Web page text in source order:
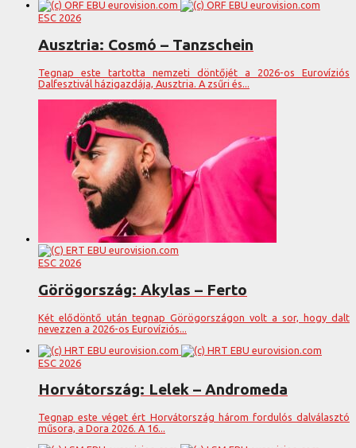
ESC 2026
Ausztria: Cosmó – Tanzschein
Tegnap este tartotta nemzeti döntőjét a 2026-os Eurovíziós
Dalfesztivál házigazdája, Ausztria. A zsűri és...
ESC 2026
Görögország: Akylas – Ferto
Két elődöntő után tegnap Görögországon volt a sor, hogy dalt
nevezzen a 2026-os Eurovíziós...
ESC 2026
Horvátország: Lelek – Andromeda
Tegnap este véget ért Horvátország három fordulós dalválasztó
műsora, a Dora 2026. A 16...